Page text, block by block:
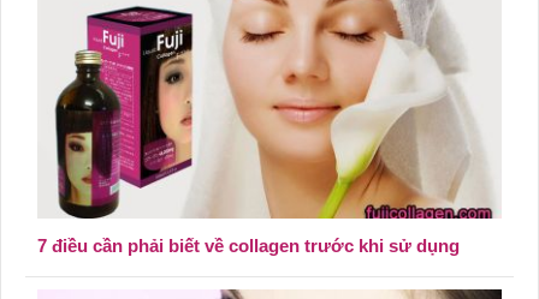
7 điều cần phải biết về collagen trước khi sử dụng